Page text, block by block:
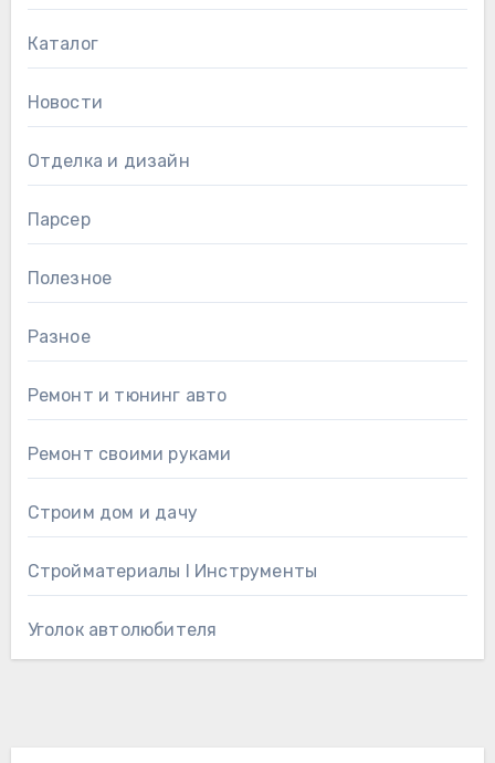
Каталог
Новости
Отделка и дизайн
Парсер
Полезное
Разное
Ремонт и тюнинг авто
Ремонт своими руками
Строим дом и дачу
Стройматериалы l Инструменты
Уголок автолюбителя